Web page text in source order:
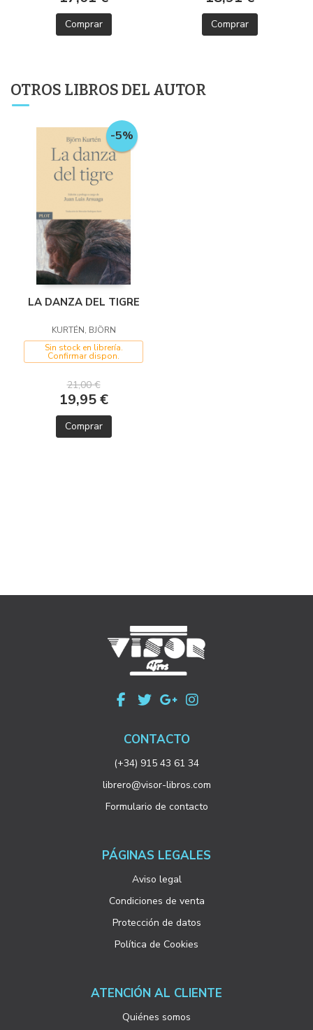
Comprar Comprar
OTROS LIBROS DEL AUTOR
-5%
LA DANZA DEL TIGRE
KURTÉN, BJÖRN
Sin stock en librería.
Confirmar dispon.
21,00 €
19,95 €
Comprar
CONTACTO
(+34) 915 43 61 34
librero@visor-libros.com
Formulario de contacto
PÁGINAS LEGALES
Aviso legal
Condiciones de venta
Protección de datos
Política de Cookies
ATENCIÓN AL CLIENTE
Quiénes somos